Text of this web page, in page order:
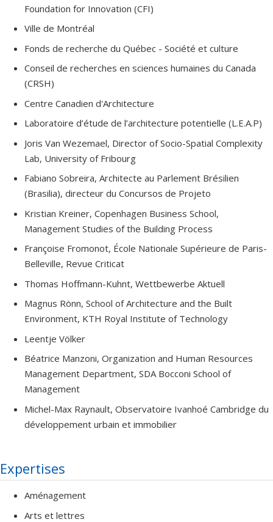
Foundation for Innovation (CFI)
Ville de Montréal
Fonds de recherche du Québec - Société et culture
Conseil de recherches en sciences humaines du Canada
(CRSH)
Centre Canadien d'Architecture
Laboratoire d’étude de l’architecture potentielle (L.E.A.P)
Joris Van Wezemael, Director of Socio-Spatial Complexity
Lab, University of Fribourg
Fabiano Sobreira, Architecte au Parlement Brésilien
(Brasilia), directeur du Concursos de Projeto
Kristian Kreiner, Copenhagen Business School,
Management Studies of the Building Process
Françoise Fromonot, École Nationale Supérieure de Paris-
Belleville, Revue Criticat
Thomas Hoffmann-Kuhnt, Wettbewerbe Aktuell
Magnus Rönn, School of Architecture and the Built
Environment, KTH Royal Institute of Technology
Leentje Völker
Béatrice Manzoni, Organization and Human Resources
Management Department, SDA Bocconi School of
Management
Michel-Max Raynault, Observatoire Ivanhoé Cambridge du
développement urbain et immobilier
Expertises
Aménagement
Arts et lettres